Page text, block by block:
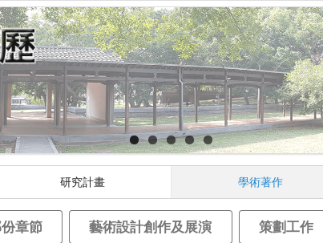
研究計畫 學術著作
章節 藝術設計創作及展演 策劃工作